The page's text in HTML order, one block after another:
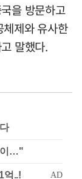
을 방문하고
제와 유사한
말했다.
이…"